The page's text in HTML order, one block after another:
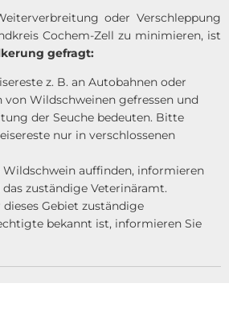
oder Verschleppung
Cochem-Zell zu minimieren, ist
gefragt:
z. B. an Autobahnen oder
von Wildschweinen gefressen und
der Seuche bedeuten. Bitte
nur in verschlossenen
Wildschwein auffinden, informieren
zuständige Veterinäramt.
Gebiet zuständige
bekannt ist, informieren Sie